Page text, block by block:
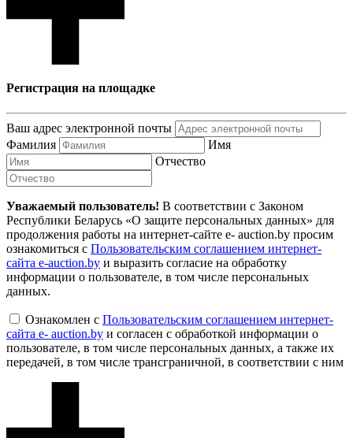
Регистрация на площадке
Ваш адрес электронной почты
Фамилия
Имя
Отчество
Уважаемый пользователь! В соответствии с Законом
Республики Беларусь «О защите персональных данных» для
продолжения работы на интернет-сайте e- auction.by просим
ознакомиться с Пользовательским соглашением интернет-
сайта e-auction.by и выразить согласие на обработку
информации о пользователе, в том числе персональных
данных.
Ознакомлен с Пользовательским соглашением интернет-
сайта e- auction.by и согласен с обработкой информации о
пользователе, в том числе персональных данных, а также их
передачей, в том числе трансграничной, в соответствии с ним